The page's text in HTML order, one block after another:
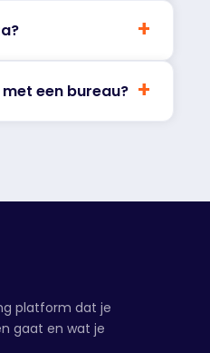
+
een bureau? +
platform dat je
gaat en wat je